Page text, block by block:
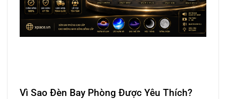
Vì Sao Đèn Bay Phòng Được Yêu Thích?